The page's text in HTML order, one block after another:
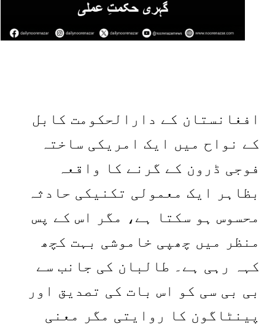
افغانستان کے دارالحکومت کابل
کے نواح میں ایک امریکی ساختہ
فوجی ڈرون کے گرنے کا واقعہ
بظاہر ایک معمولی تکنیکی حادثہ
محسوس ہو سکتا ہے، مگر اس کے پس
منظر میں چھپی خاموشی بہت کچھ
کہہ رہی ہے۔ طالبان کی جانب سے
بی بی سی کو اس بات کی تصدیق اور
پینٹاگون کا روایتی مگر معنی